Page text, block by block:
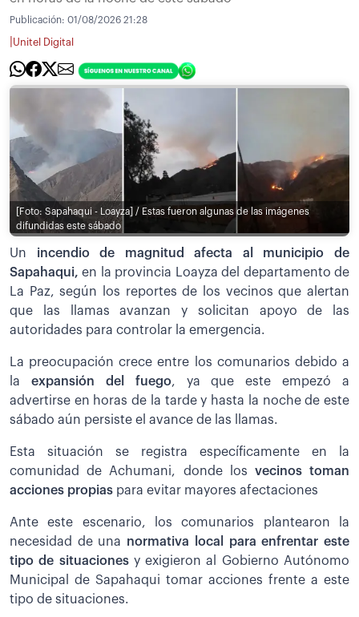
Publicación: 01/08/2026 21:28
Unitel Digital
[Foto: Sapahaqui - Loayza] / Estas fueron algunas de las imágenes
difundidas este sábado
Un incendio de magnitud afecta al municipio de
Sapahaqui,en la provincia Loayza del departamento de
La Paz, según los reportes de los vecinos que alertan
que las llamas avanzan y solicitan apoyo de las
autoridades para controlar la emergencia.
La preocupación crece entre los comunarios debido a
la expansión del fuego, ya que este empezó a
advertirse en horas de la tarde y hasta la noche de este
sábado aún persiste el avance de las llamas.
Esta situación se registra específicamente en la
comunidad de Achumani, donde los vecinos toman
acciones propias para evitar mayores afectaciones
Ante este escenario, los comunarios plantearon la
necesidad de una normativa local para enfrentar este
tipo de situacionesy exigieron al Gobierno Autónomo
Municipal de Sapahaqui tomar acciones frente a este
tipo de situaciones.